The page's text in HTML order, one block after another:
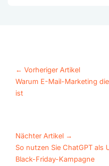
← Vorheriger Artikel
Warum E-Mail-Marketing
ist
Nächter Artikel →
So nutzen Sie ChatGPT
Black-Friday-Kampagne